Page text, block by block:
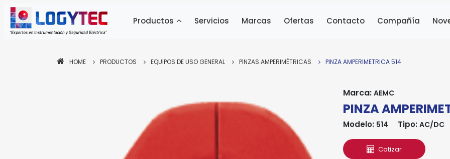
Productos Servicios Marcas Ofertas Contacto Compañía
HOME PRODUCTOS EQUIPOS DE USO GENERAL PINZAS AMPERIMÉTRICAS PINZA AMPERIMETRICA 514
Marca: AEMC
PINZA
Modelo: 514 Tipo: AC/DC
Cotizar